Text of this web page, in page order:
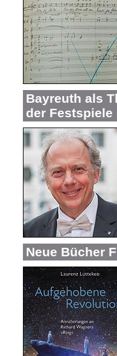
Bayreuth als
der Festspiele
Neue Bücher